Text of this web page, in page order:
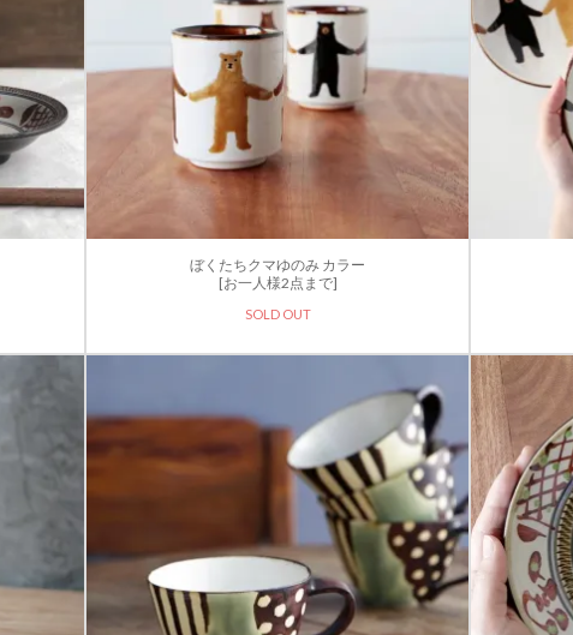
ぼくたちクマゆのみ カラー
[お一人様2点まで]
SOLD OUT